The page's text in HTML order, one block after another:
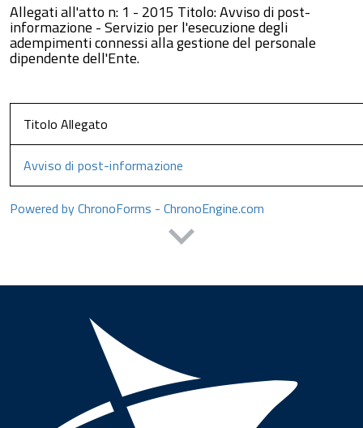
Allegati all'atto n: 1 - 2015 Titolo: Avviso di post-
informazione - Servizio per l'esecuzione degli
adempimenti connessi alla gestione del personale
dipendente dell'Ente.
Titolo Allegato
Avviso di post-informazione
Powered by ChronoForms - ChronoEngine.com